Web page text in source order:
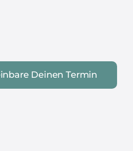
Deinen Termin